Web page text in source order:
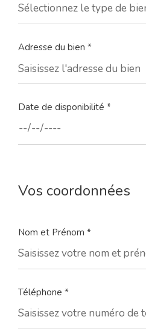
Sélectionnez le type de
Adresse du bien *
Date de disponibilité *
Vos coordonnées
Nom et Prénom *
Téléphone *